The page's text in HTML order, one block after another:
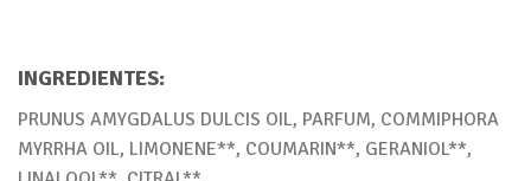
INGREDIENTES:
PRUNUS AMYGDALUS DULCIS OIL, PARFUM, COMMIPHORA
MYRRHA OIL, LIMONENE**, COUMARIN**, GERANIOL**,